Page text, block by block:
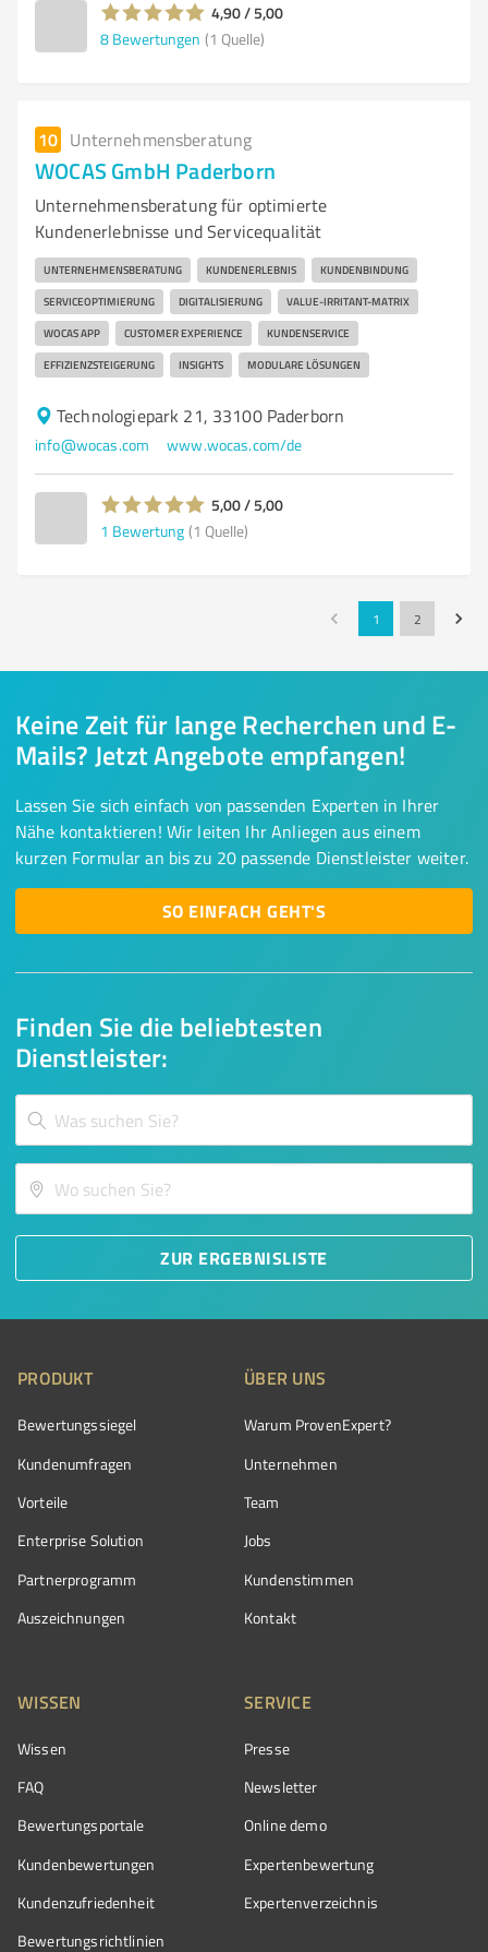
4,90 / 5,00
8 Bewertungen (1 Quelle)
10 Unternehmensberatung
WOCAS GmbH Paderborn
Unternehmensberatung für optimierte
Kundenerlebnisse und Servicequalität
UNTERNEHMENSBERATUNG KUNDENERLEBNIS KUNDENBINDUNG
SERVICEOPTIMIERUNG DIGITALISIERUNG VALUE-IRRITANT-MATRIX
WOCAS APP CUSTOMER EXPERIENCE KUNDENSERVICE
EFFIZIENZSTEIGERUNG INSIGHTS MODULARE LÖSUNGEN
Technologiepark 21, 33100 Paderborn
info@wocas.com www.wocas.com/de
5,00 / 5,00
1 Bewertung (1 Quelle)
1 2
Finden Sie die beliebtesten
Dienstleister:
ZUR ERGEBNISLISTE
Keine Zeit für lange Recherchen und E-
Mails? Jetzt Angebote empfangen!
Lassen Sie sich einfach von passenden Experten in Ihrer
Nähe kontaktieren! Wir leiten Ihr Anliegen aus einem
kurzen Formular an bis zu 20 passende Dienstleister weiter.
SO EINFACH GEHT'S
PRODUKT
Bewertungssiegel
Kundenumfragen
Vorteile
Enterprise Solution
Partnerprogramm
Auszeichnungen
ÜBER UNS
Warum ProvenExpert?
Unternehmen
Team
Jobs
Kundenstimmen
Kontakt
WISSEN
Wissen
FAQ
Bewertungsportale
Kundenbewertungen
Kundenzufriedenheit
Bewertungs­richtlinien
SERVICE
Presse
Newsletter
Online demo
Expertenbewertung
Expertenverzeichnis